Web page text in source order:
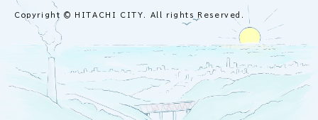
Copyright © HITACHI CITY. All rights Reserved.